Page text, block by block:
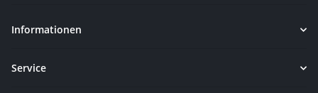
Informationen
Service